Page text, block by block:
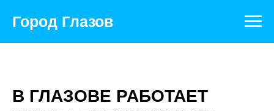
Город Глазов
В ГЛАЗОВЕ РАБОТАЕТ